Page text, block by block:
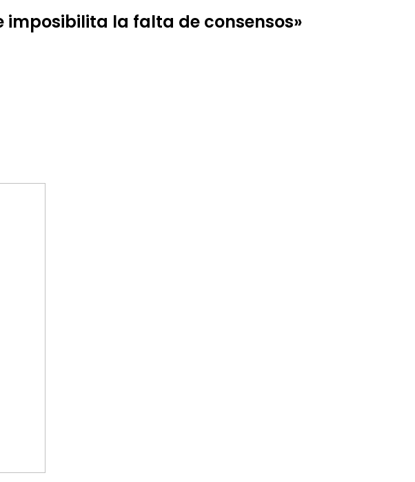
imposibilita la falta de consensos»